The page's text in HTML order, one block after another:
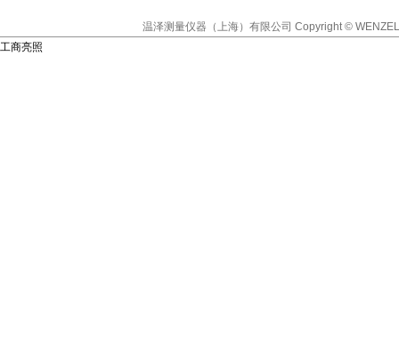
温泽测量仪器（上海）有限公司 Copyright ©
工商亮照